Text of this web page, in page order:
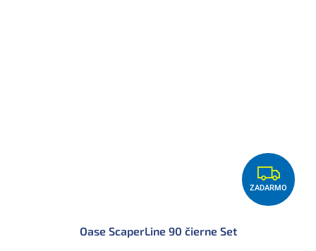
Z
A
ZADARMO
Oase ScaperLine 90 čierne Set